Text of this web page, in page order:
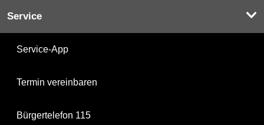
Service
Service-App
Termin vereinbaren
Bürgertelefon 115